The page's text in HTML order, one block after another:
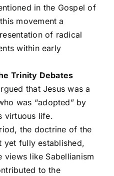
in the Gospel of
movement a
of radical
within early
Trinity Debates
that Jesus was a
was “adopted” by
virtuous life.
the doctrine of the
yet fully established,
views like Sabellianism
to the